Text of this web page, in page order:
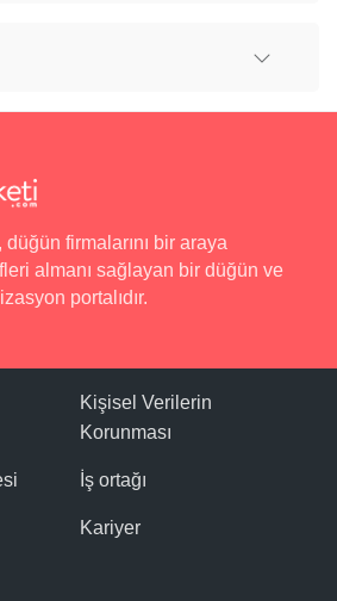
firmalarını bir araya
almanı sağlayan bir düğün ve
portalıdır.
Kişisel Verilerin
Korunması
İş ortağı
Kariyer